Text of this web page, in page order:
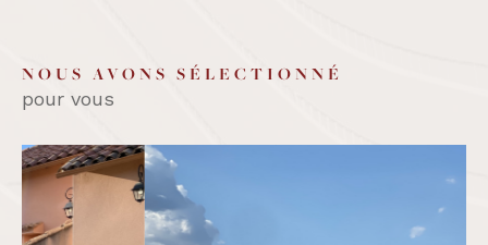
NOUS AVONS SÉLECTIONNÉ
pour vous